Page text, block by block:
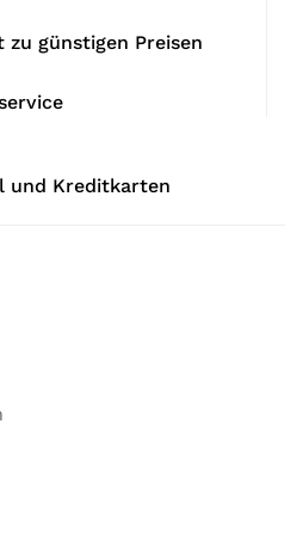
günstigen Preisen
und Kreditkarten